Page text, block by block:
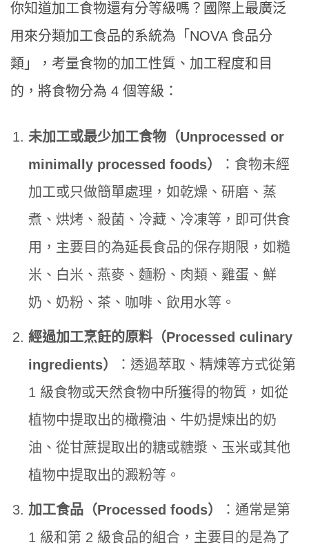
你知道加工食物還有分等級嗎？國際上最廣泛
用來分類加工食品的系統為「NOVA 食品分
類」，考量食物的加工性質、加工程度和目
的，將食物分為 4 個等級：
未加工或最少加工食物（Unprocessed or
minimally processed foods）
：食物未經
加工或只做簡單處理，如乾燥、研磨、蒸
煮、烘烤、殺菌、冷藏、冷凍等，即可供食
用，主要目的為延長食品的保存期限，如糙
米、白米、燕麥、麵粉、肉類、雞蛋、鮮
奶、奶粉、茶、咖啡、飲用水等。
經過加工烹飪的原料（Processed culinary
ingredients）
：透過萃取、精煉等方式從第
1 級食物或天然食物中所獲得的物質，如從
植物中提取出的橄欖油、牛奶提煉出的奶
油、從甘蔗提取出的糖或糖漿、玉米或其他
植物中提取出的澱粉等。
加工食品（Processed foods）
：通常是第
1 級和第 2 級食品的組合，主要目的是為了